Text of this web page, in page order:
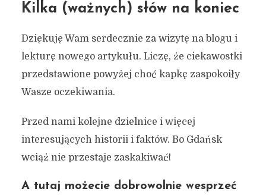
Kilka (ważnych) słów na koniec
Dziękuję Wam serdecznie za wizytę na blogu i
lekturę nowego artykułu. Liczę, że ciekawostki
przedstawione powyżej choć kapkę zaspokoiły
Wasze oczekiwania.
Przed nami kolejne dzielnice i więcej
interesujących historii i faktów. Bo Gdańsk
wciąż nie przestaje zaskakiwać!
A tutaj możecie dobrowolnie wesprzeć